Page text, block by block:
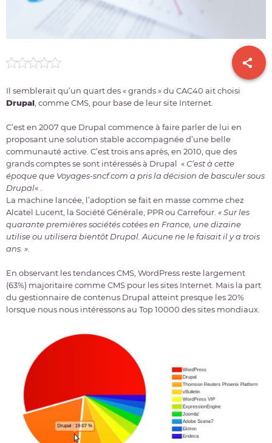
Il semblerait qu’un quart des « grands » du CAC40 ait choisi
Drupal , comme CMS, pour base de leur site Internet.
C’est en 2007 que Drupal commence à faire parler de lui en
proposant une solution stable accompagnée d’une belle
communauté active. C’est trois ans après, en 2010, que des
grands comptes se sont intéressés à Drupal «C’est à cette
époque que Voyages-sncf.com a pris la décision de basculer sous
Drupal« .
La machine lancée, l’adoption se fait en masse comme chez
Alcatel Lucent, la Société Générale, PPR ou Carrefour. « Sur les
quarante premières sociétés cotées en France, une dizaine
utilise ou utilisera bientôt Drupal. Aucune ne le faisait il y a trois
ans. ».
En observant les tendances CMS, WordPress reste largement
(63%) majoritaire comme CMS pour les sites Internet. Mais la part
du gestionnaire de contenus Drupal atteint presque les 20%
lorsque nous nous intéressons au Top 10000 des sites mondiaux.